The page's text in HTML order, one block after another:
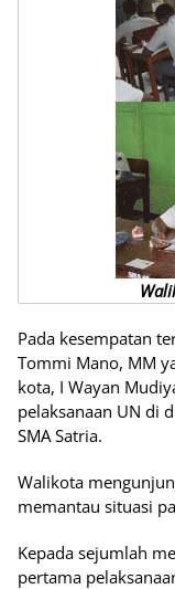
Pada kesempatan
Tommi Mano, MM
kota, I Wayan
pelaksanaan UN di
SMA Satria.
Walikota
memantau situasi
Kepada sejumlah
pertama